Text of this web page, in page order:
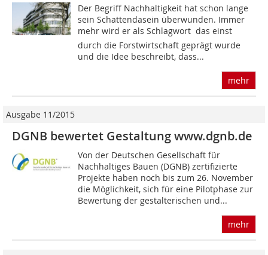
Der Begriff Nachhaltigkeit hat schon lange
sein Schattendasein überwunden. Immer
mehr wird er als Schlagwort  das einst
durch die Forstwirtschaft geprägt wurde
und die Idee beschreibt, dass...
mehr
Ausgabe 11/2015
DGNB bewertet Gestaltung www.dgnb.de
Von der Deutschen Gesellschaft für
Nachhaltiges Bauen (DGNB) zertifizierte
Projekte haben noch bis zum 26. November
die Möglichkeit, sich für eine Pilotphase zur
Bewertung der gestalterischen und...
mehr